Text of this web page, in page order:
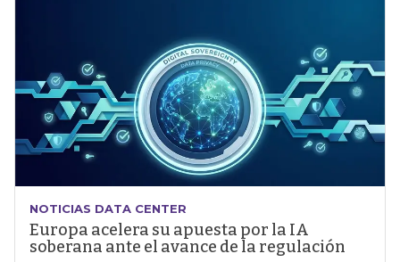
NOTICIAS DATA CENTER
Europa acelera su apuesta por la IA
soberana ante el avance de la regulación